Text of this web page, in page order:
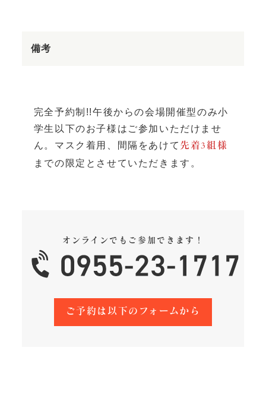
備考
完全予約制!!午後からの会場開催型のみ小
学生以下のお子様はご参加いただけませ
ん。マスク着用、間隔をあけて 先着3組様
までの限定とさせていただきます。
オンラインでもご参加できます！
ご予約は以下のフォームから